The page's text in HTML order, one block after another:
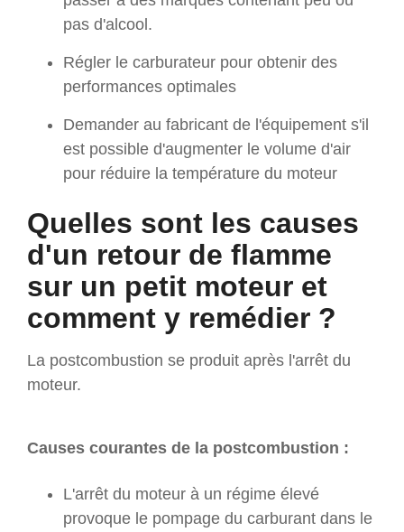
pas d'alcool.
Régler le carburateur pour obtenir des
performances optimales
Demander au fabricant de l'équipement s'il
est possible d'augmenter le volume d'air
pour réduire la température du moteur
Quelles sont les causes
d'un retour de flamme
sur un petit moteur et
comment y remédier ?
La postcombustion se produit après l'arrêt du
moteur.
Causes courantes de la postcombustion :
L'arrêt du moteur à un régime élevé
provoque le pompage du carburant dans le